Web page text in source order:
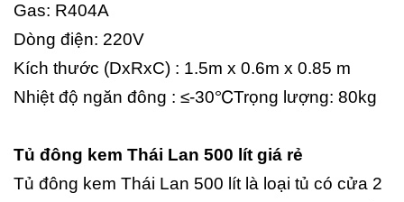
Gas: R404A
Dòng điện: 220V
Kích thước (DxRxC) : 1.5m x 0.6m x 0.85 m
Nhiệt độ ngăn đông : ≤-30℃Trọng lượng: 80kg
Tủ đông kem Thái Lan 500 lít giá rẻ
Tủ đông kem Thái Lan 500 lít là loại tủ có cửa 2